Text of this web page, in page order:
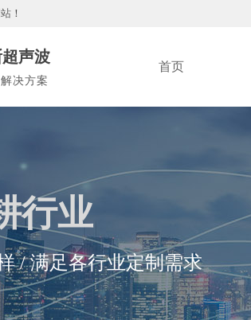
！
首页
决方案
声波
行业
/ 满足各行业定制需求